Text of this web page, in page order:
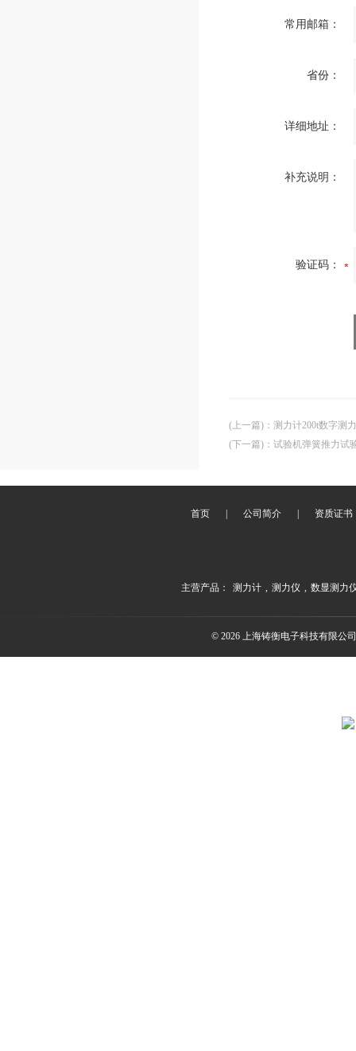
常用邮箱：
省份：
详细地址：
补充说明：
验证码：
(上一篇) ： 测力计200t数字测
(下一篇) ： 试验机弹簧推力试
首页 公司简介 资质证书
主营产品： 测力计 , 测力仪 , 数显测力
© 2026 上海铸衡电子科技有限公